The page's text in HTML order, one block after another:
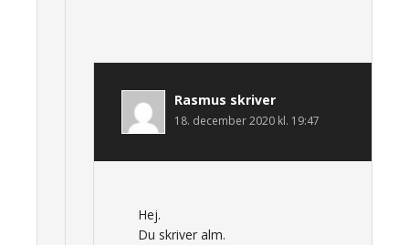
Rasmus skriver
18. december 2020 kl. 19:47
Hej.
Du skriver alm.